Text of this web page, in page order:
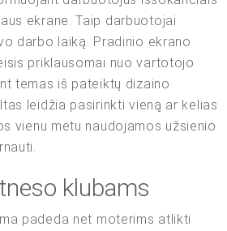
ekrane. Taip darbuotojai
darbo laiką. Pradinio ekrano
priklausomai nuo vartotojo
temas iš pateiktų dizaino
leidžia pasirinkti vieną ar kelias
vienu metu naudojamos užsienio
klubams
padeda net moterims atlikti